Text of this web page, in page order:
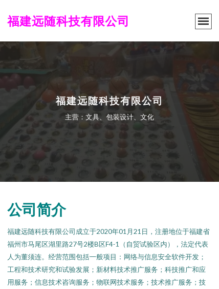
福建远随科技有限公司
福建远随科技有限公司
主营：文具、包装设计、文化
公司简介
福建远随科技有限公司成立于2020年01月21日，注册地位于福建省
福州市马尾区湖里路27号2楼B区F4-1（自贸试验区内），法定代表
人为董须连。经营范围包括一般项目：网络与信息安全软件开发；
工程和技术研究和试验发展；新材料技术推广服务；科技推广和应
用服务；信息技术咨询服务；物联网技术服务；技术推广服务；技